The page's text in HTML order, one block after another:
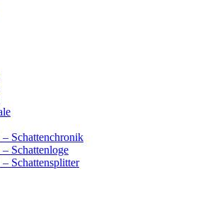
– Schattenchronik
Schattenloge
Schattensplitter